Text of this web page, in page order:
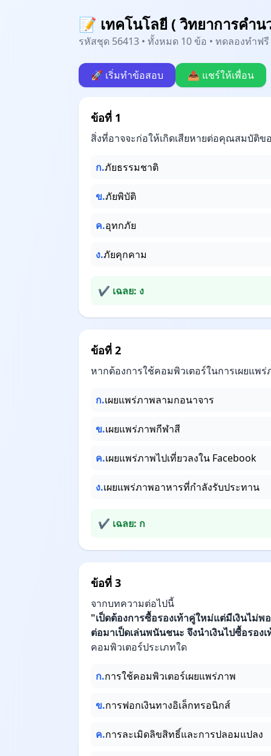
📝 เทคโนโลยี ( วิทยาการคำ
รหัสชุด 56413 • ทั้งหมด 10 ข้อ • ทดลองทำฟ
🚀 เริ่มทำข้อสอบ 📤 แชร์ให้เพื่อน
ข้อที่ 1
สิ่งที่อาจจะก่อให้เกิดเสียหายต่อคุณสมบัติ
ก.ภัยธรรมชาติ
ข.ภัยพิบัติ
ค.อุทกภัย
ง.ภัยคุกคาม
✔ เฉลย: ง
ข้อที่ 2
หากต้องการใช้คอมพิวเตอร์ในการเผยแพ
ก.เผยแพร่ภาพลามกอนาจาร
ข.เผยแพร่ภาพกีฬาสี
ค.เผยแพร่ภาพไปเที่ยวลงใน Facebook
ง.เผยแพร่ภาพอาหารที่กำลังรับประทาน
✔ เฉลย: ก
ข้อที่ 3
จากบทความต่อไปนี้
"เป็ดต้องการซื้อรองเท้าคู่ใหม่แต่มีเงินไม่
ต่อมาเป็ดเล่นพนันชนะ จึงนำเงินไปซื้อรอง
คอมพิวเตอร์ประเภทใด
ก.การใช้คอมพิวเตอร์เผยแพร่ภาพ
ข.การฟอกเงินทางอิเล็กทรอนิกส์
ค.การละเมิดลิขสิทธิ์และการปลอมแปลง